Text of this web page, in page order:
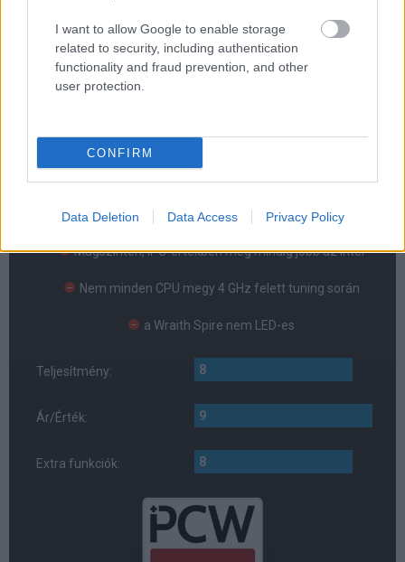
I want to allow Google to enable storage
related to security, including authentication
functionality and fraud prevention, and other
user protection.
CONFIRM
Data Deletion Data Access Privacy Policy
alacsony fogyasztás és melegedés
Wraith Spire halk gyári hűtő
KONTRA
Lehetne magasabb órajel
Magszinten, IPC-értékben még mindig jobb az Intel
Nem minden CPU megy 4 GHz felett tuning során
a Wraith Spire nem LED-es
Teljesítmény: 8
Ár/Érték: 9
Extra funkciók: 8